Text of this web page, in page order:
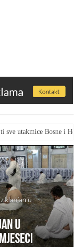
sve utakmice Bosne i
klanjan u
u